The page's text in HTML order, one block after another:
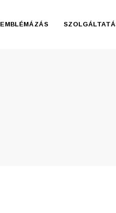
EMBLÉMÁZÁS